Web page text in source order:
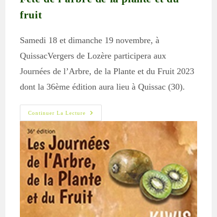
fruit
Samedi 18 et dimanche 19 novembre, à
QuissacVergers de Lozère participera aux
Journées de l’Arbre, de la Plante et du Fruit 2023
dont la 36ème édition aura lieu à Quissac (30).
Continuer La Lecture
Fête
De
L’arbre
La
Plante
Et
Du
Fruit